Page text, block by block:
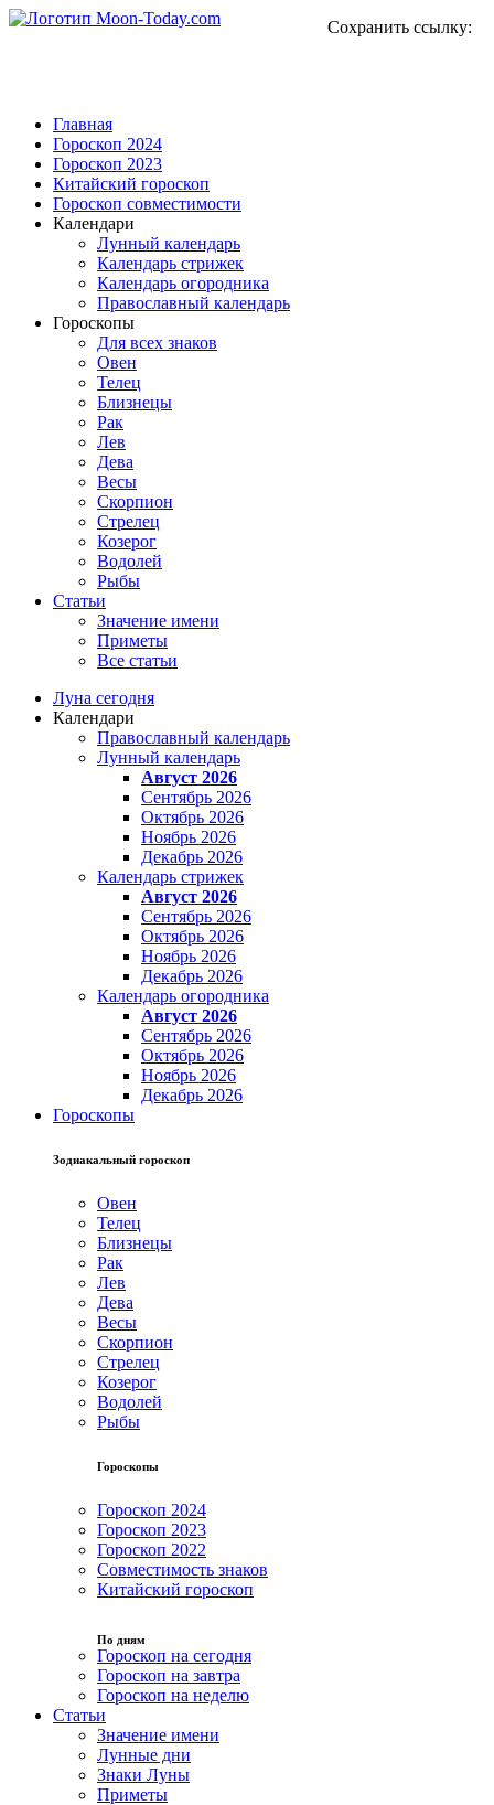
Сохранить ссылку:
Главная
Гороскоп 2024
Гороскоп 2023
Китайский гороскоп
Гороскоп совместимости
Календари
Лунный календарь
Календарь стрижек
Календарь огородника
Православный календарь
Гороскопы
Для всех знаков
Овен
Телец
Близнецы
Рак
Лев
Дева
Весы
Скорпион
Стрелец
Козерог
Водолей
Рыбы
Статьи
Значение имени
Приметы
Все статьи
Луна сегодня
Календари
Православный календарь
Лунный календарь
Август 2026
Сентябрь 2026
Октябрь 2026
Ноябрь 2026
Декабрь 2026
Календарь стрижек
Август 2026
Сентябрь 2026
Октябрь 2026
Ноябрь 2026
Декабрь 2026
Календарь огородника
Август 2026
Сентябрь 2026
Октябрь 2026
Ноябрь 2026
Декабрь 2026
Гороскопы
Зодиакальный гороскоп
Овен
Телец
Близнецы
Рак
Лев
Дева
Весы
Скорпион
Стрелец
Козерог
Водолей
Рыбы
Гороскопы
Гороскоп 2024
Гороскоп 2023
Гороскоп 2022
Совместимость знаков
Китайский гороскоп
По дням
Гороскоп на сегодня
Гороскоп на завтра
Гороскоп на неделю
Статьи
Значение имени
Лунные дни
Знаки Луны
Приметы